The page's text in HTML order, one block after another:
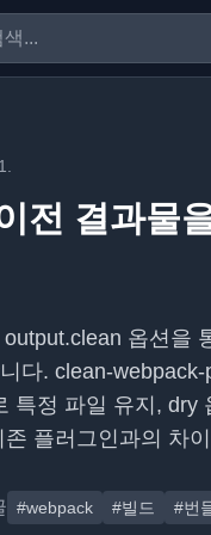
전 결과물
옵션을
다. clean-
특정 파일 유지,
플러그인과의 차
#webpack #빌드 #번